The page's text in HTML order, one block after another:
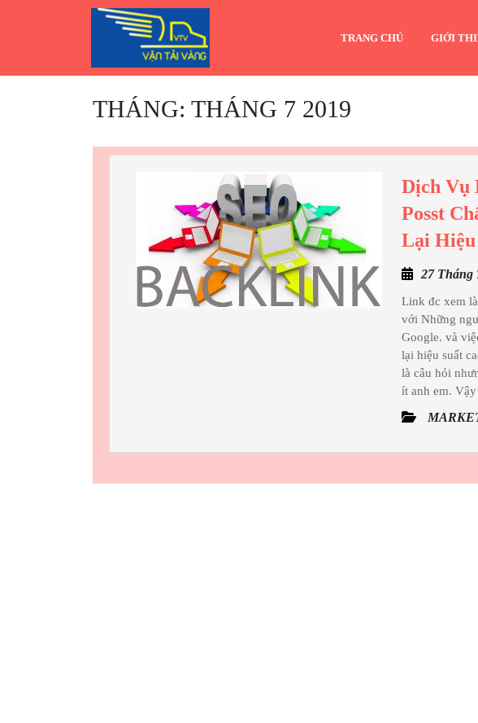
TRANG CHỦ GIỚI
THÁNG: THÁNG 7 2019
Dịch Vụ
Posst
Lại Hiệu
27 Tháng
Link đc xem
với Những
Google. và
lại hiệu suất
là câu hỏi
ít anh em.